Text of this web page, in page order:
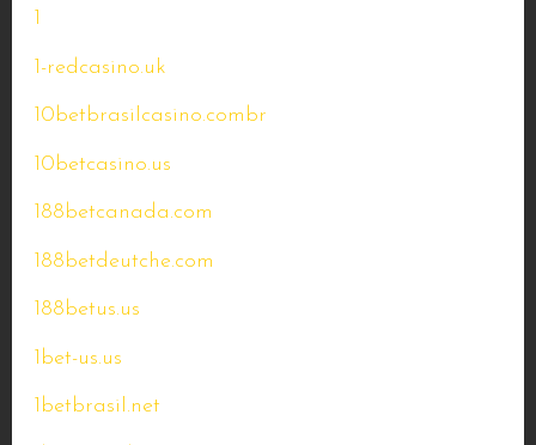
1
1-redcasino.uk
10betbrasilcasino.combr
10betcasino.us
188betcanada.com
188betdeutche.com
188betus.us
1bet-us.us
1betbrasil.net